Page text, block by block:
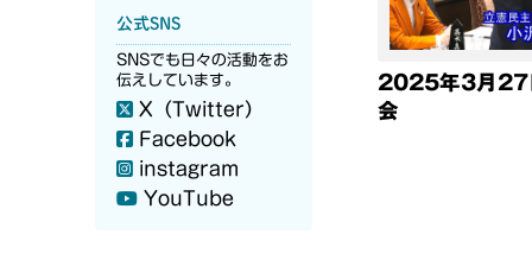
公式SNS
SNSでも日々の活動をお
伝えしています。
X（Twitter）
Facebook
instagram
YouTube
2025年3月27
会